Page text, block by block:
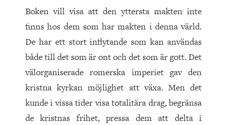
Boken vill visa att den yttersta makten inte
finns hos dem som har makten i denna värld.
De har ett stort inflytande som kan användas
både till det som är ont och det som är gott. Det
välorganiserade romerska imperiet gav den
kristna kyrkan möjlighet att växa. Men det
kunde i vissa tider visa totalitära drag, begränsa
de kristnas frihet, pressa dem att delta i